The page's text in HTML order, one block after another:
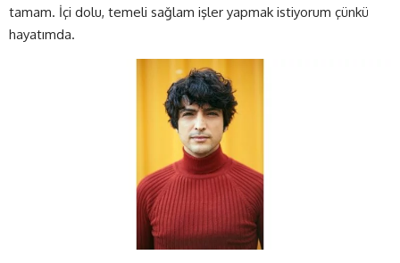
tamam. İçi dolu, temeli sağlam işler yapmak istiyorum çünkü
hayatımda.